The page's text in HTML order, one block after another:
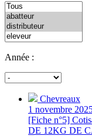
Année :
Chevreaux
1 novembre
[Fiche n°5]
DE 12KG DE